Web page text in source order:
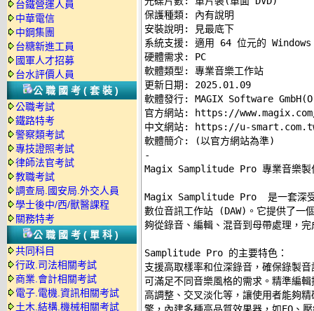
台鐵營運人員
中華電信
中鋼集團
台糖新進工員
國軍人才招募
台水評價人員
公職國考(套裝)
公職考試
鐵路特考
警察類考試
專技證照考試
律師法官考試
教職考試
調查局.國安局.外交人員
學士後中/西/獸醫課程
關務特考
公職國考(單科)
共同科目
行政.司法相關考試
商業.會計相關考試
電子.電機.資訊相關考試
土木.結構.機械相關考試
保護種類: 內有說明
安裝說明:
見最底下
系統支援: 適用 64 位元的
硬體需求: PC
軟體類型: 專業音樂工作站
更新日期: 2025.01.09
軟體發行: MAGIX Software
官方網站:
https://
中文網站:
https://u-
-
Magix Samplitude Pro 專業音樂製
Magix Samplitude Pro  是一套深受
數位音訊工作站 (DAW)。它提供了一
夠從錄音、編輯、混音到母帶處理，
Samplitude Pro 的主要特色：
支援高取樣率和位深錄音，確保錄製
可滿足不同音樂風格的需求。精準編
高調整、交叉淡化等，讓使用者能夠